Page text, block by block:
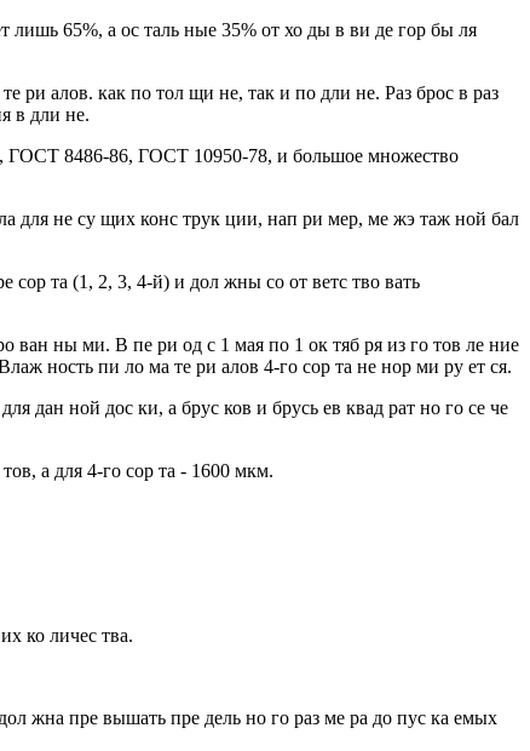
лишь 65%, а ос таль ные 35% от хо ды в ви де гор бы ля
ри алов. как по тол щи не, так и по дли не. Раз брос в раз
в дли не.
ГОСТ 8486-86, ГОСТ 10950-78, и большое множество
для не су щих конс трук ции, нап ри мер, ме жэ таж ной бал
сор та (1, 2, 3, 4-й) и дол жны со от ветс тво вать
ван ны ми. В пе ри од с 1 мая по 1 ок тяб ря из го тов ле ние
ность пи ло ма те ри алов 4-го сор та не нор ми ру ет ся.
дан ной дос ки, а брус ков и брусь ев квад рат но го се че
а для 4-го сор та - 1600 мкм.
ко личес тва.
жна пре вышать пре дель но го раз ме ра до пус ка емых